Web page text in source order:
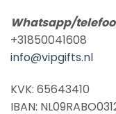
Whatsapp/
+31850041608
info@vipgifts.nl
KVK: 65643410
IBAN: